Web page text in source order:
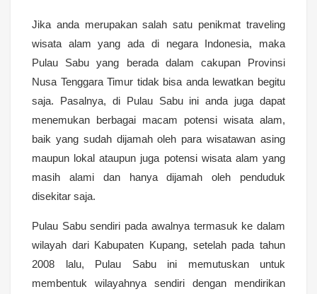
Jika anda merupakan salah satu penikmat traveling
wisata alam yang ada di negara Indonesia, maka
Pulau Sabu yang berada dalam cakupan Provinsi
Nusa Tenggara Timur tidak bisa anda lewatkan begitu
saja. Pasalnya, di Pulau Sabu ini anda juga dapat
menemukan berbagai macam potensi wisata alam,
baik yang sudah dijamah oleh para wisatawan asing
maupun lokal ataupun juga potensi wisata alam yang
masih alami dan hanya dijamah oleh penduduk
disekitar saja.
Pulau Sabu sendiri pada awalnya termasuk ke dalam
wilayah dari Kabupaten Kupang, setelah pada tahun
2008 lalu, Pulau Sabu ini memutuskan untuk
membentuk wilayahnya sendiri dengan mendirikan